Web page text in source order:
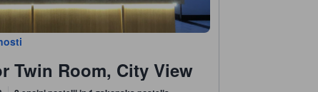
Twin Room, City View